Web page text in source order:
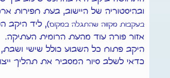
ובהיסטוריה של היישוב, בעת חפירות
בעקבות מקווה שהתגלה במקום), ליד היקב
אזור פורה עוד מהעת הרומית העתיקה.
היקב פתוח כל השבוע כולל שישי ושבת,
כדאי לשלב סיור המסביר את תהליך